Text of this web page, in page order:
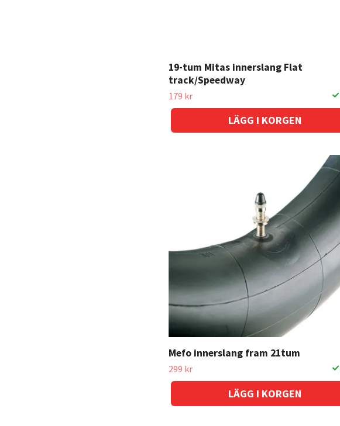
19-tum Mitas innerslang Flat
track/Speedway
179 kr
Mefo innerslang fram 21tum
299 kr